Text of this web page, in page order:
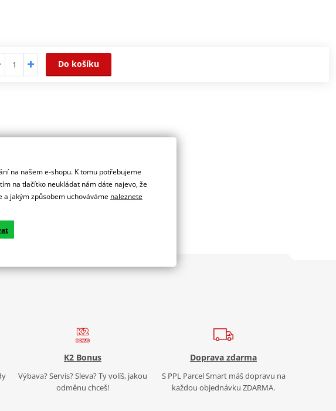
Do košíku
90/90; 90/100-14.
K2 Bonus
Výbava? Servis? Sleva? Ty volíš, jakou
odměnu chceš!
Doprava zdarma
S PPL Parcel Smart máš dopravu na
každou objednávku ZDARMA.
na našem e-shopu. K tomu potřebujeme
na tlačítko neukládat nám dáte najevo, že
jakým způsobem uchováváme naleznete